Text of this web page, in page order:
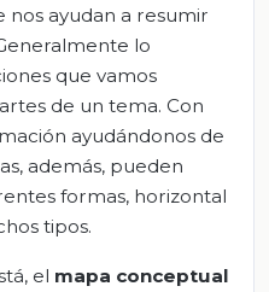
ayudan a resumir
lo
que vamos
de un tema. Con
ayudándonos de
además, pueden
formas, horizontal
tipos.
el mapa conceptual